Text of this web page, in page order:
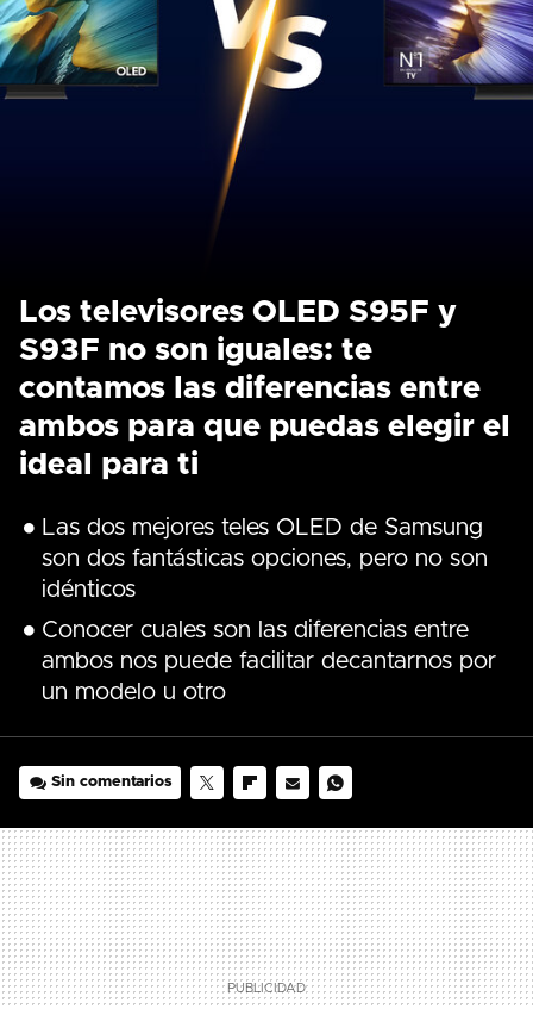
Los televisores OLED S95F y
S93F no son iguales: te
contamos las diferencias entre
ambos para que puedas elegir el
ideal para ti
Las dos mejores teles OLED de Samsung
son dos fantásticas opciones, pero no son
idénticos
Conocer cuales son las diferencias entre
ambos nos puede facilitar decantarnos por
un modelo u otro
Sin comentarios
MAIL